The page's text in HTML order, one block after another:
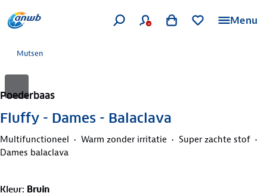
Menu
Mutsen
Poederbaas
Fluffy - Dames - Balaclava
Multifunctioneel Warm zonder irritatie
Super zachte stof
Dames balaclava
Kleur: Bruin